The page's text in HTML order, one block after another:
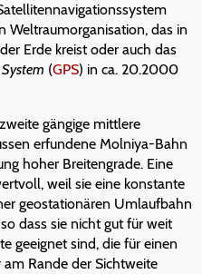
Weltraumorganisation, das in
Erde kreist oder auch das
(GPS) in ca. 20.2000
gängige mittlere
erfundene Molniya-Bahn
hoher Breitengrade. Eine
weil sie eine konstante
geostationären Umlaufbahn
dass sie nicht gut für weit
geeignet sind, die für einen
Rande der Sichtweite